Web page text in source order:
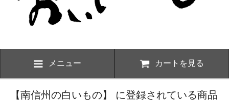
メニュー カートを見る
【南信州の白いもの】 に登録されている商品